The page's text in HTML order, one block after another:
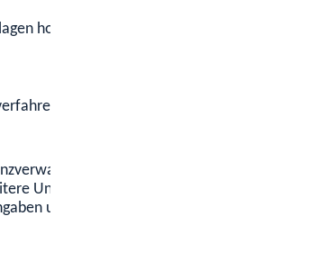
hoch. Senden Sie den Fragebogen ab.
zur Verfügung.
herunter.
Unterlagen von Ihnen benötigt.
und gegebenenfalls müssen Sie Unterlagen